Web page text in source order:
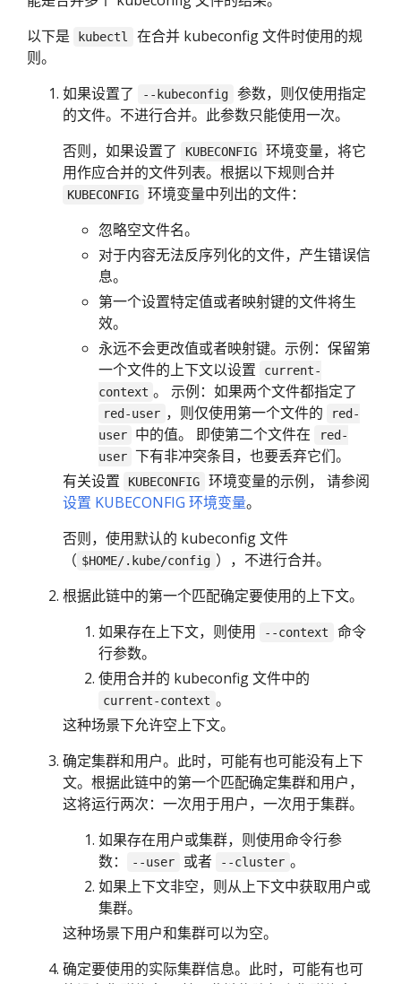
以下是
kubectl
在合并 kubeconfig 文件时使用的规
则。
如果设置了
--kubeconfig
参数，则仅使用指定
的文件。不进行合并。此参数只能使用一次。
否则，如果设置了
KUBECONFIG
环境变量，将它
用作应合并的文件列表。根据以下规则合并
KUBECONFIG
环境变量中列出的文件：
忽略空文件名。
对于内容无法反序列化的文件，产生错误信
息。
第一个设置特定值或者映射键的文件将生
效。
永远不会更改值或者映射键。示例：保留第
一个文件的上下文以设置
current-
context 。 示例：如果两个文件都指定了
red-user ，则仅使用第一个文件的
red-
user
中的值。 即使第二个文件在
red-
user 下有非冲突条目，也要丢弃它们。
有关设置
KUBECONFIG
环境变量的示例， 请参阅
设置 KUBECONFIG 环境变量。
否则，使用默认的 kubeconfig 文件
（ $HOME/.kube/config ），不进行合并。
根据此链中的第一个匹配确定要使用的上下文。
如果存在上下文，则使用
--context
命令
行参数。
使用合并的 kubeconfig 文件中的
current-context 。
这种场景下允许空上下文。
确定集群和用户。此时，可能有也可能没有上下
文。根据此链中的第一个匹配确定集群和用户，
这将运行两次：一次用于用户，一次用于集群。
如果存在用户或集群，则使用命令行参
数：
--user 或者 --cluster 。
如果上下文非空，则从上下文中获取用户或
集群。
这种场景下用户和集群可以为空。
确定要使用的实际集群信息。此时，可能有也可